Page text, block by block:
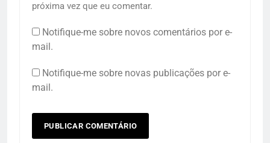
próxima vez que eu comentar.
Notifique-me sobre novos comentários por e-
mail.
Notifique-me sobre novas publicações por e-
mail.